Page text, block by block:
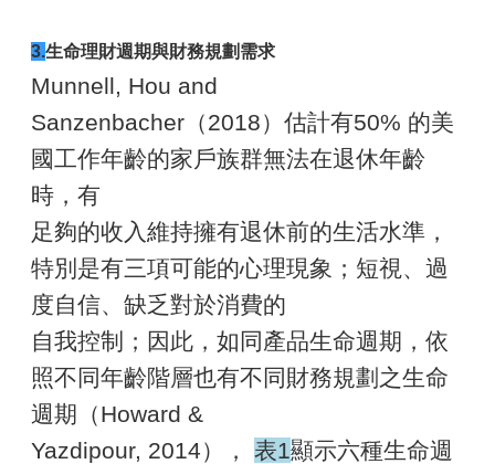
3.生命理財週期與財務規劃需求
Munnell, Hou and
Sanzenbacher（2018）估計有50% 的美
國工作年齡的家戶族群無法在退休年齡
時，有
足夠的收入維持擁有退休前的生活水準，
特別是有三項可能的心理現象；短視、過
度自信、缺乏對於消費的
自我控制；因此，如同產品生命週期，依
照不同年齡階層也有不同財務規劃之生命
週期（Howard &
Yazdipour, 2014）， 表1顯示六種生命週